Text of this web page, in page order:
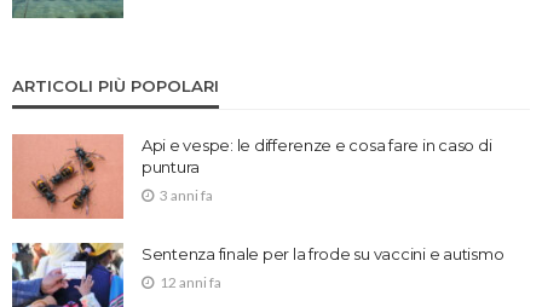
ARTICOLI PIÙ POPOLARI
Api e vespe: le differenze e cosa fare in caso di
puntura
3 anni fa
Sentenza finale per la frode su vaccini e autismo
12 anni fa